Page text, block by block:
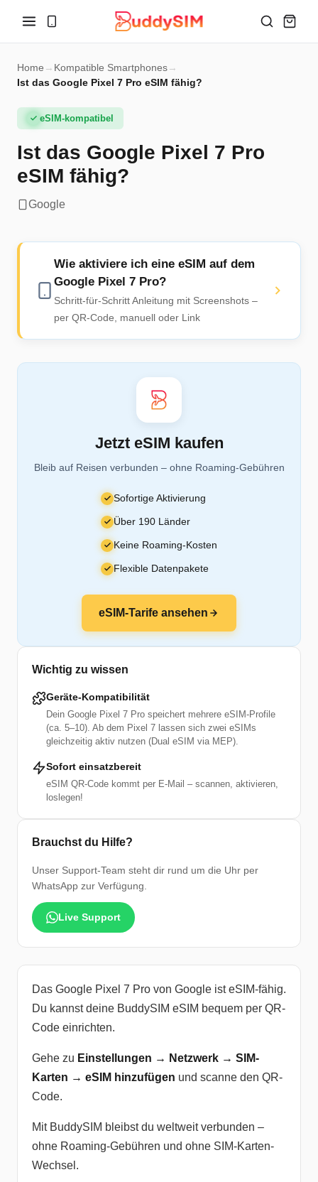
Home → Kompatible Smartphones→
Ist das Google Pixel 7 Pro eSIM fähig?
eSIM-kompatibel
Ist das Google Pixel 7 Pro
eSIM fähig?
Google
Wie aktiviere ich eine eSIM auf dem
Google Pixel 7 Pro?
Schritt-für-Schritt Anleitung mit Screenshots –
per QR-Code, manuell oder Link
Das Google Pixel 7 Pro von Google ist eSIM-fähig.
Du kannst deine BuddySIM eSIM bequem per QR-
Code einrichten.
Gehe zu Einstellungen → Netzwerk → SIM-
Karten → eSIM hinzufügen und scanne den QR-
Code.
Mit BuddySIM bleibst du weltweit verbunden –
ohne Roaming-Gebühren und ohne SIM-Karten-
Wechsel.
Jetzt eSIM kaufen
Bleib auf Reisen verbunden – ohne Roaming-Gebühren
Sofortige Aktivierung
Über 190 Länder
Keine Roaming-Kosten
Flexible Datenpakete
eSIM-Tarife ansehen
Wichtig zu wissen
Geräte-Kompatibilität
Dein Google Pixel 7 Pro speichert mehrere eSIM-Profile
(ca. 5–10). Ab dem Pixel 7 lassen sich zwei eSIMs
gleichzeitig aktiv nutzen (Dual eSIM via MEP).
Sofort einsatzbereit
eSIM QR-Code kommt per E-Mail – scannen, aktivieren,
loslegen!
Brauchst du Hilfe?
Unser Support-Team steht dir rund um die Uhr per
WhatsApp zur Verfügung.
Live Support